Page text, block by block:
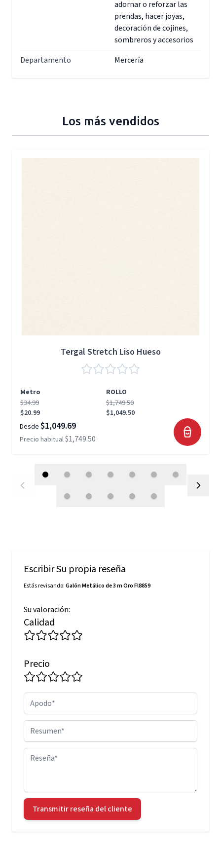
adornar o reforzar las
prendas, hacer joyas,
decoración de cojines,
sombreros y accesorios
Departamento
Mercería
Los más vendidos
Tergal Stretch Liso Hueso
Metro
ROLLO
$34.99
$20.99
$1,749.50
$1,049.50
Desde $1,049.69
Precio habitual$1,749.50
Escribir Su propia reseña
Estás revisando:Galón Metálico de 3 m Oro Fl8859
Su valoración:
Calidad
Precio
Apodo
Resumen
Reseña
Transmitir reseña del cliente